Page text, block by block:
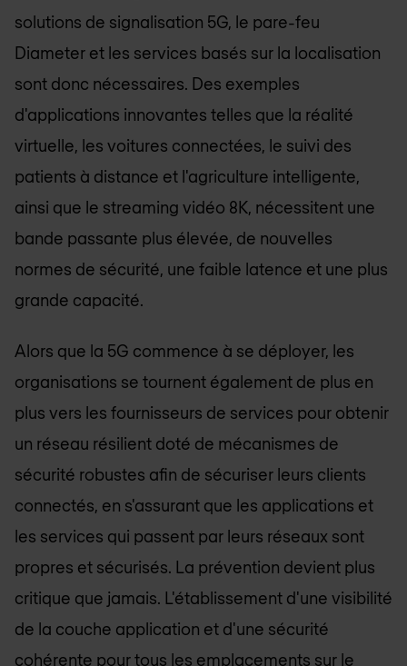
solutions de signalisation 5G, le pare-feu
Diameter et les services basés sur la localisation
sont donc nécessaires. Des exemples
d'applications innovantes telles que la réalité
virtuelle, les voitures connectées, le suivi des
patients à distance et l'agriculture intelligente,
ainsi que le streaming vidéo 8K, nécessitent une
bande passante plus élevée, de nouvelles
normes de sécurité, une faible latence et une plus
grande capacité.
Alors que la 5G commence à se déployer, les
organisations se tournent également de plus en
plus vers les fournisseurs de services pour obtenir
un réseau résilient doté de mécanismes de
sécurité robustes afin de sécuriser leurs clients
connectés, en s'assurant que les applications et
les services qui passent par leurs réseaux sont
propres et sécurisés. La prévention devient plus
critique que jamais. L'établissement d'une visibilité
de la couche application et d'une sécurité
cohérente pour tous les emplacements sur le